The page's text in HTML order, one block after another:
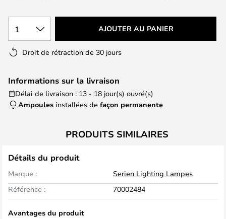
1 AJOUTER AU PANIER
Droit de rétraction de 30 jours
Informations sur la livraison
Délai de livraison : 13 - 18 jour(s) ouvré(s)
Ampoules installées de façon permanente
PRODUITS SIMILAIRES
Détails du produit
Marque :
Serien Lighting Lampes
Référence :
70002484
Avantages du produit